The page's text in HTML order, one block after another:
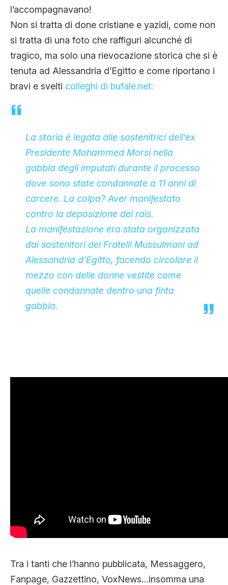
l’accompagnavano!
Non si tratta di done cristiane e yazidi, come non
si tratta di una foto che raffiguri alcunché di
tragico, ma solo una rievocazione storica che si è
tenuta ad Alessandria d’Egitto e come riportano i
bravi e svelti colleghi di bufale.net:
La storia è legata alle sostenitrici dell’ex
Presidente Mohammed Morsi nella
gabbia degli imputati durante il processo
dove sono state condannate a 11 anni di
carcere. La colpa? Aver manifestato
contro la deposizione del raìs.
La manifestazione era stata organizzata
dai sostenitori dei Fratelli Mussulmani ad
Alessandria d’Egitto, facendo circolare il
mezzo con delle donne vestite come
quelle condannate dentro una finta
gabbia.
Tra i tanti che l’hanno pubblicata, Messaggero,
Fanpage, Gazzettino, VoxNews…insomma una